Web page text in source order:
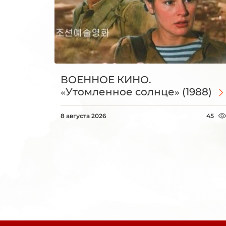
ВОЕННОЕ КИНО.
«Утомленное солнце» (1988)
8 августа 2026 45